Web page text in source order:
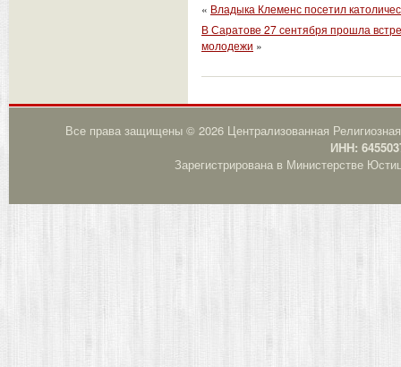
« Владыка Клеменс посетил
В Саратове 27 сентября прошла
молодежи »
Все права защищены © 2026 Централизованная
ИНН:
Зарегистрирована в Министерстве